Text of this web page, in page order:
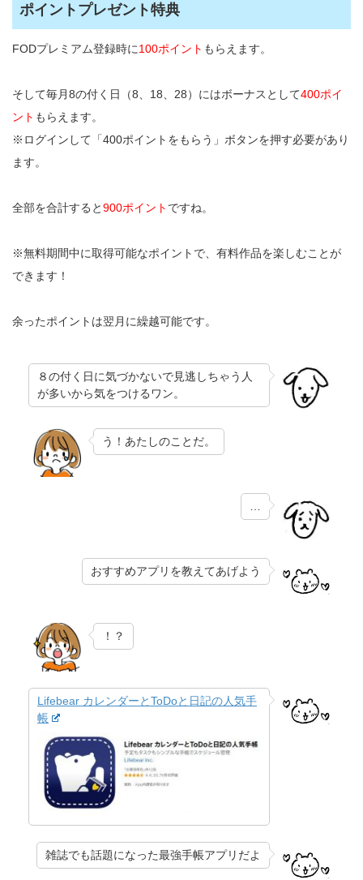
ポイントプレゼント特典
FODプレミアム登録時に100ポイント もらえます。
そして毎月8の付く日（8、18、28）にはボーナスとして400ポイ
ント もらえます。
※ログインして「400ポイントをもらう」ボタンを押す必要があり
ます。
全部を合計すると900ポイント ですね。
※無料期間中に取得可能なポイントで、有料作品を楽しむことが
できます！
余ったポイントは翌月に繰越可能です。
８の付く日に気づかないで見逃しちゃう人
が多いから気をつけるワン。
う！あたしのことだ。
…
おすすめアプリを教えてあげよう
！？
Lifebear カレンダーとToDoと日記の人気手
帳
雑誌でも話題になった最強手帳アプリだよ